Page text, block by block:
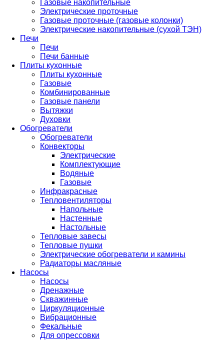
Газовые накопительные
Электрические проточные
Газовые проточные (газовые колонки)
Электрические накопительные (сухой ТЭН)
Печи
Печи
Печи банные
Плиты кухонные
Плиты кухонные
Газовые
Комбинированные
Газовые панели
Вытяжки
Духовки
Обогреватели
Обогреватели
Конвекторы
Электрические
Комплектующие
Водяные
Газовые
Инфракрасные
Тепловентиляторы
Напольные
Настенные
Настольные
Тепловые завесы
Тепловые пушки
Электрические обогреватели и камины
Радиаторы масляные
Насосы
Насосы
Дренажные
Скважинные
Циркуляционные
Вибрационные
Фекальные
Для опрессовки